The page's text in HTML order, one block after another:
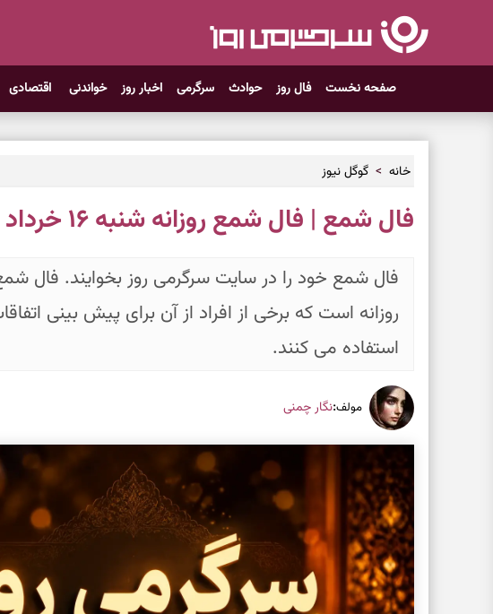
صفحه نخست فال روز حوادث سرگرمی اخبار روز خواندنی اقتصادی
خانه گوگل نیوز
فال شمع | فال شمع روزانه شنبه ۱۶ خرداد ۱۴۰۵
فال شمع خود را در سایت سرگرمی روز بخوایند. فال
روزانه است که برخی از افراد از آن برای پیش بینی
استفاده می کنند.
مولف:نگار چمنی